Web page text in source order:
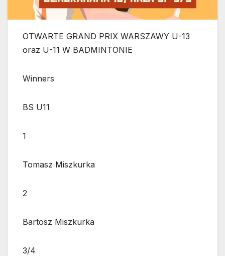
OTWARTE GRAND PRIX WARSZAWY U-13
oraz U-11 W BADMINTONIE
Winners
BS U11
1
Tomasz Miszkurka
2
Bartosz Miszkurka
3/4